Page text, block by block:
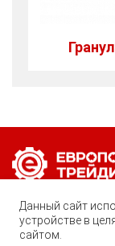
Позвоните нам по
8 (800)
Данный сайт
устройстве в
сайтом.